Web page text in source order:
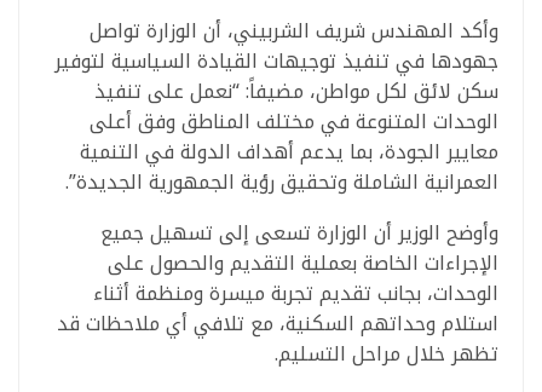
وأكد المهندس شريف الشربيني، أن الوزارة تواصل
جهودها في تنفيذ توجيهات القيادة السياسية لتوفير
سكن لائق لكل مواطن، مضيفاً: “نعمل على تنفيذ
الوحدات المتنوعة في مختلف المناطق وفق أعلى
معايير الجودة، بما يدعم أهداف الدولة في التنمية
العمرانية الشاملة وتحقيق رؤية الجمهورية الجديدة”.
وأوضح الوزير أن الوزارة تسعى إلى تسهيل جميع
الإجراءات الخاصة بعملية التقديم والحصول على
الوحدات، بجانب تقديم تجربة ميسرة ومنظمة أثناء
استلام وحداتهم السكنية، مع تلافي أي ملاحظات قد
تظهر خلال مراحل التسليم.